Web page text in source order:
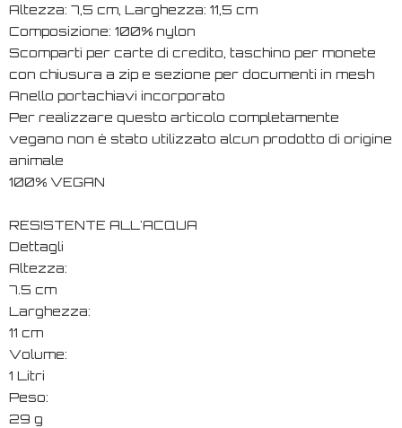
Altezza: 7,5 cm, Larghezza: 11,5 cm
Composizione: 100% nylon
Scomparti per carte di credito, taschino per monete
con chiusura a zip e sezione per documenti in mesh
Anello portachiavi incorporato
Per realizzare questo articolo completamente
vegano non è stato utilizzato alcun prodotto di origine
animale
100% VEGAN
RESISTENTE ALL'ACQUA
Dettagli
Altezza:
7.5 cm
Larghezza:
11 cm
Volume:
1 Litri
Peso:
29 g